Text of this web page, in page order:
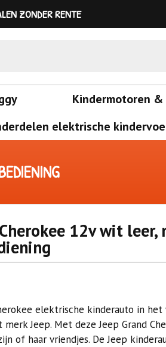
ZONDER RENTE
Kindermotoren &
elektrische
12v wit
elektrische kinderauto in
merk Jeep. Met deze Jeep Grand
of haar vriendjes. De Jeep